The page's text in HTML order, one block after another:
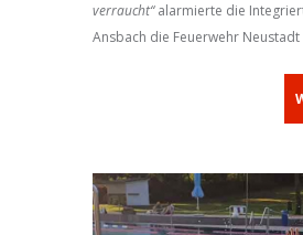
verraucht“alarmierte die
Ansbach die Feuerwehr